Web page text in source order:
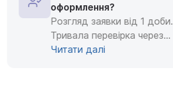
оформлення?
Розгляд заявки від 1 доби.
Тривала перевірка через...
Читати далі